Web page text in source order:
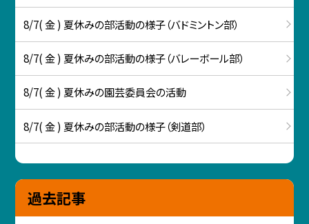
8/7( 金 ) 夏休みの部活動の様子（バドミントン部）
8/7( 金 ) 夏休みの部活動の様子（バレーボール部）
8/7( 金 ) 夏休みの園芸委員会の活動
8/7( 金 ) 夏休みの部活動の様子（剣道部）
過去記事